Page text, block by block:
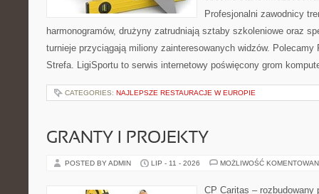
Profesjonalni zawodnicy
harmonogramów, drużyny zatrudniają sztaby szkoleniowe oraz
turnieje przyciągają miliony zainteresowanych widzów.
Strefa. LigiSportu to serwis internetowy poświęcony grom
CATEGORIES: NAJLEPSZE RESTAURACJE W EUROPIE
GRANTY I PROJEKTY
POSTED BY ADMIN LIP - 11 - 2026 MOŻLIWOŚĆ
CP Caritas – rozbudowany